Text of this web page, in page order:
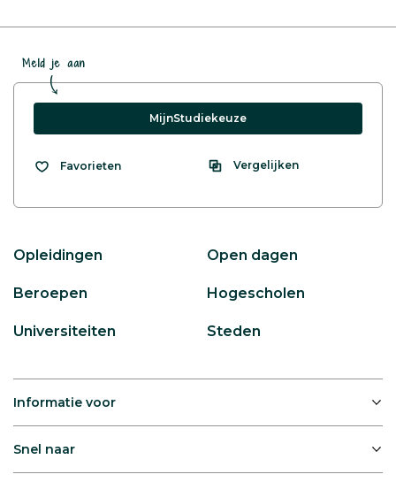
Meld je aan
MijnStudiekeuze
Favorieten Vergelijken
Opleidingen Open dagen
Beroepen Hogescholen
Universiteiten Steden
Informatie voor
Snel naar